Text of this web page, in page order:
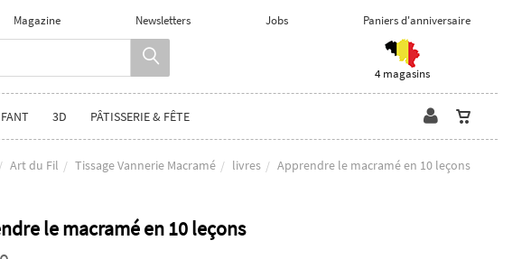
Magazine Newsletters Jobs Paniers d'anniversaire
4 magasins
3D PÂTISSERIE & FÊTE
Art du Fil Tissage Vannerie Macramé livres Apprendre le macramé en 10 leçons
le macramé en 10 leçons